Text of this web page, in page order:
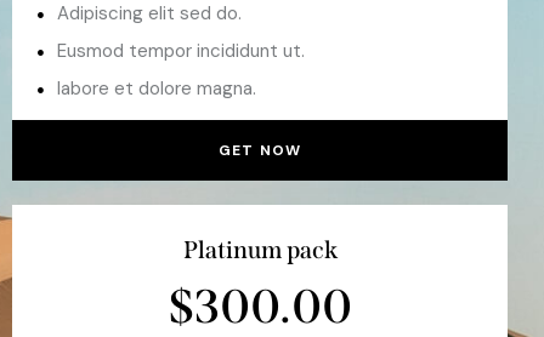
Adipiscing elit sed do.
Eusmod tempor incididunt ut.
labore et dolore magna.
GET NOW
Platinum pack
$300.00